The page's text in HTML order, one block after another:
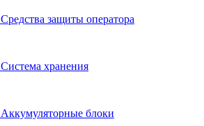
Средства защиты оператора
Система хранения
Аккумуляторные блоки